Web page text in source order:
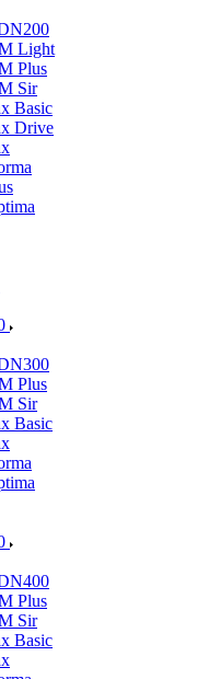
Light
Plus
Sir
Basic
Drive
Plus
Sir
Basic
Plus
Sir
Basic